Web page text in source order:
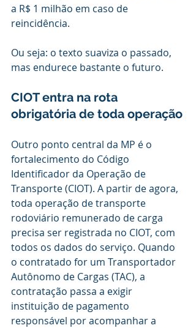
a R$ 1 milhão em caso de
reincidência.
Ou seja: o texto suaviza o passado,
mas endurece bastante o futuro.
CIOT entra na rota
obrigatória de toda operação
Outro ponto central da MP é o
fortalecimento do Código
Identificador da Operação de
Transporte (CIOT). A partir de agora,
toda operação de transporte
rodoviário remunerado de carga
precisa ser registrada no CIOT, com
todos os dados do serviço. Quando
o contratado for um Transportador
Autônomo de Cargas (TAC), a
contratação passa a exigir
instituição de pagamento
responsável por acompanhar a